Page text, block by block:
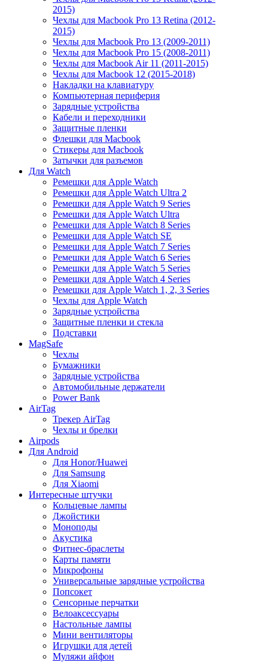
2015)
Чехлы для Macbook Pro 13 Retina (2012-
2015)
Чехлы для Macbook Pro 13 (2009-2011)
Чехлы для Macbook Pro 15 (2008-2011)
Чехлы для Macbook Air 11 (2011-2015)
Чехлы для Macbook 12 (2015-2018)
Накладки на клавиатуру
Компьютерная периферия
Зарядные устройства
Кабели и переходники
Защитные пленки
Флешки для Macbook
Стикеры для Macbook
Затычки для разъемов
Для Watch
Ремешки для Apple Watch
Ремешки для Apple Watch Ultra 2
Ремешки для Apple Watch 9 Series
Ремешки для Apple Watch Ultra
Ремешки для Apple Watch 8 Series
Ремешки для Apple Watch SE
Ремешки для Apple Watch 7 Series
Ремешки для Apple Watch 6 Series
Ремешки для Apple Watch 5 Series
Ремешки для Apple Watch 4 Series
Ремешки для Apple Watch 1, 2, 3 Series
Чехлы для Apple Watch
Зарядные устройства
Защитные пленки и стекла
Подставки
MagSafe
Чехлы
Бумажники
Зарядные устройства
Автомобильные держатели
Power Bank
AirTag
Трекер AirTag
Чехлы и брелки
Airpods
Для Android
Для Honor/Huawei
Для Samsung
Для Xiaomi
Интересные штучки
Кольцевые лампы
Джойстики
Моноподы
Акустика
Фитнес-браслеты
Карты памяти
Микрофоны
Универсальные зарядные устройства
Попсокет
Сенсорные перчатки
Велоаксессуары
Настольные лампы
Мини вентиляторы
Игрушки для детей
Муляжи айфон